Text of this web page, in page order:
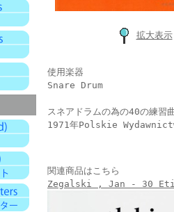
拡大表示
使用楽器
Snare Drum
スネアドラムの為の40の練習
1971年Polskie
関連商品はこちら
Zegalski , Jan - 30